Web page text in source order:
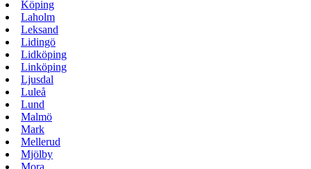
Köping
Laholm
Leksand
Lidingö
Lidköping
Linköping
Ljusdal
Luleå
Lund
Malmö
Mark
Mellerud
Mjölby
Mora